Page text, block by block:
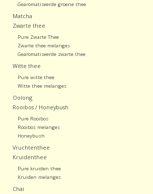
Gearomatiseerde groene thee
Matcha
Zwarte thee
Pure Zwarte Thee
Zwarte thee melanges
Gearomatiseerde zwarte thee
Witte thee
Pure witte thee
Witte thee melanges
Oolong
Rooibos / Honeybush
Pure Rooibos
Rooibos melanges
Honeybush
Vruchtenthee
Kruidenthee
Pure kruiden thee
Kruiden melanges
Chai